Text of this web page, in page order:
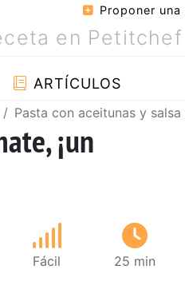
Proponer una
ARTÍCULOS
Pasta con aceitunas y
¡un
Fácil 25 min